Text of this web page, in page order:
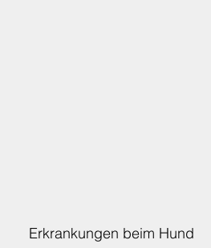
Erkrankungen beim Hund